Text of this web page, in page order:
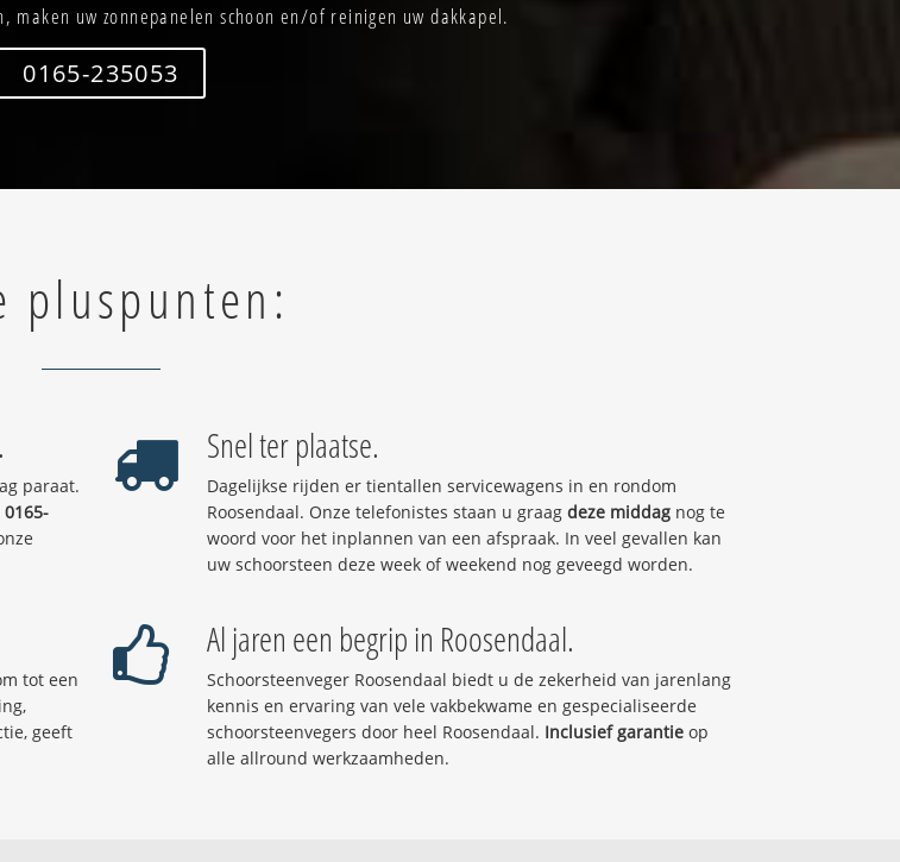
maken uw zonnepanelen schoon en/of reinigen uw dakkapel.
0165-235053
pluspunten:
paraat.
Snel ter plaatse.
Dagelijkse rijden er tientallen servicewagens in en rondom
Roosendaal. Onze telefonistes staan u graagdeze middag nog te
woord voor het inplannen van een afspraak. In veel gevallen kan
uw schoorsteen deze week of weekend nog geveegd worden.
tot een
geeft
Al jaren een begrip in Roosendaal.
Schoorsteenveger Roosendaal biedt u de zekerheid van jarenlang
kennis en ervaring van vele vakbekwame en gespecialiseerde
schoorsteenvegers door heel Roosendaal. Inclusief garantie op
alle allround werkzaamheden.